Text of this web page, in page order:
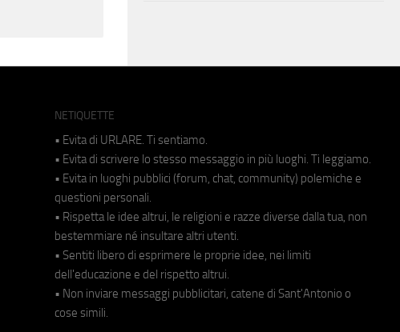
NETIQUETTE
• Evita di URLARE. Ti sentiamo.
• Evita di scrivere lo stesso messaggio in più luoghi. Ti leggiamo.
• Evita in luoghi pubblici (forum, chat, community) polemiche e
questioni personali.
• Rispetta le idee altrui, le religioni e razze diverse dalla tua, non
bestemmiare né insultare altri utenti.
• Sentiti libero di esprimere le proprie idee, nei limiti
dell'educazione e del rispetto altrui.
• Non inviare messaggi pubblicitari, catene di Sant'Antonio o
cose simili.